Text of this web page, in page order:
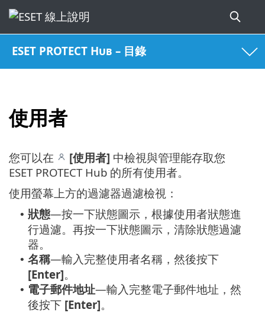
ESET PROTECT Hub – 目錄
使用者
您可以在 [使用者] 中檢視與管理能存取您
ESET PROTECT Hub 的所有使用者。
使用螢幕上方的過濾器過濾檢視：
• 狀態—按一下狀態圖示，根據使用者狀態進
行過濾。再按一下狀態圖示，清除狀態過濾
器。
• 名稱—輸入完整使用者名稱，然後按下
[Enter]。
• 電子郵件地址—輸入完整電子郵件地址，然
後按下 [Enter]。